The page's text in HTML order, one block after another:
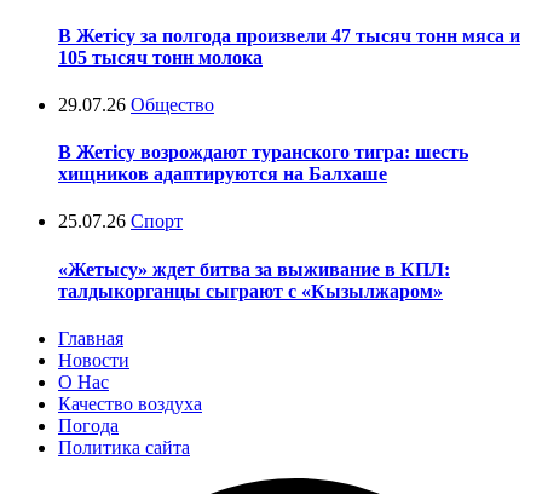
В Жетісу за полгода произвели 47 тысяч тонн мяса и
105 тысяч тонн молока
29.07.26 Общество
В Жетісу возрождают туранского тигра: шесть
хищников адаптируются на Балхаше
25.07.26 Спорт
«Жетысу» ждет битва за выживание в КПЛ:
талдыкорганцы сыграют с «Кызылжаром»
Главная
Новости
О Нас
Качество воздуха
Погода
Политика сайта